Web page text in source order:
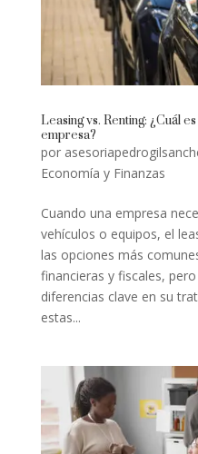
Leasing vs. Renting: ¿Cuál
empresa?
por
Economía y Finanzas
Cuando una empresa
vehículos o equipos, el
las opciones más
financieras y fiscales,
diferencias clave en su
estas...